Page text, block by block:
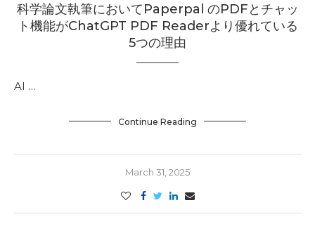
科学論文執筆においてPaperpal のPDFとチャッ
ト機能がChatGPT PDF Readerより優れている
5つの理由
AI …
Continue Reading
March 31, 2025